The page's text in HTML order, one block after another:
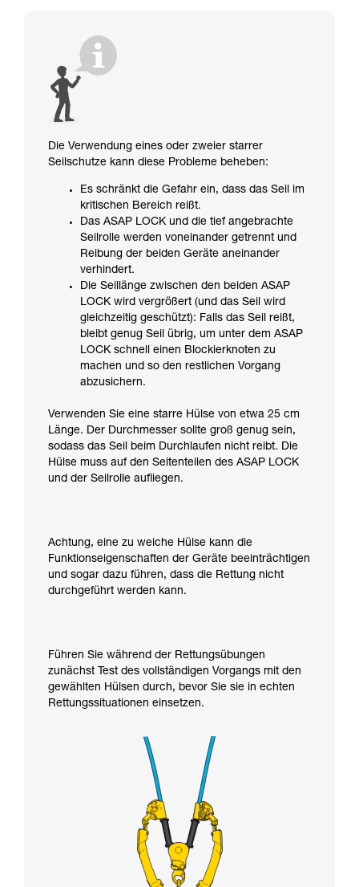
Die Verwendung eines oder zweier starrer
Seilschutze kann diese Probleme beheben:
Es schränkt die Gefahr ein, dass das Seil im
kritischen Bereich reißt.
Das ASAP LOCK und die tief angebrachte
Seilrolle werden voneinander getrennt und
Reibung der beiden Geräte aneinander
verhindert.
Die Seillänge zwischen den beiden ASAP
LOCK wird vergrößert (und das Seil wird
gleichzeitig geschützt): Falls das Seil reißt,
bleibt genug Seil übrig, um unter dem ASAP
LOCK schnell einen Blockierknoten zu
machen und so den restlichen Vorgang
abzusichern.
Verwenden Sie eine starre Hülse von etwa 25 cm
Länge. Der Durchmesser sollte groß genug sein,
sodass das Seil beim Durchlaufen nicht reibt. Die
Hülse muss auf den Seitenteilen des ASAP LOCK
und der Seilrolle aufliegen.
Achtung, eine zu weiche Hülse kann die
Funktionseigenschaften der Geräte beeinträchtigen
und sogar dazu führen, dass die Rettung nicht
durchgeführt werden kann.
Führen Sie während der Rettungsübungen
zunächst Test des vollständigen Vorgangs mit den
gewählten Hülsen durch, bevor Sie sie in echten
Rettungssituationen einsetzen.